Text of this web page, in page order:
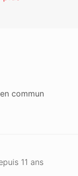
commun
11 ans